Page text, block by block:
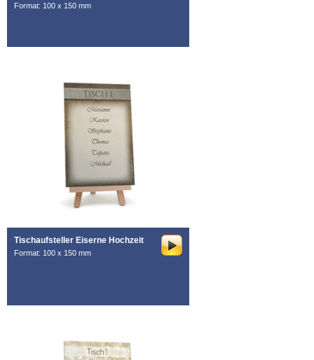
Format: 100 x 150 mm
Tischaufsteller Eiserne Hochzeit
Format: 100 x 150 mm